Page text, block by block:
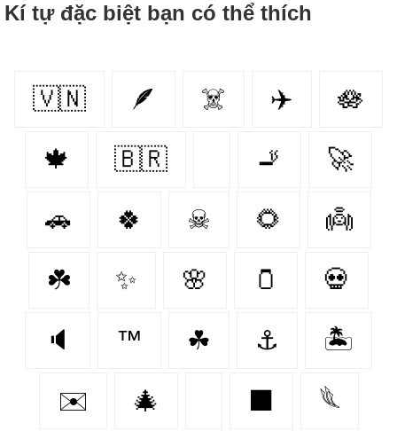
Kí tự đặc biệt bạn có thể thích
🇻🇳 🪶 ☠️ ✈️ 🪷
🍁 🇧🇷 🚬 🚀
🚗 🍀 ☠ 🌻 👼
☘️ ✨ 🌸 🫙 💀
🔈 ™️ ☘ ⚓ 🏝️
✉️ 🎄 𓆰